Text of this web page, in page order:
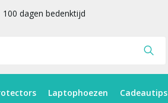
100 dagen bedenktijd
Laptophoezen Cadeautips